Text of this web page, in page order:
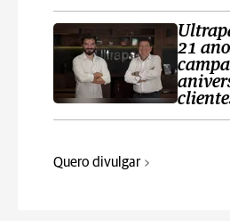
21
Quero divulgar